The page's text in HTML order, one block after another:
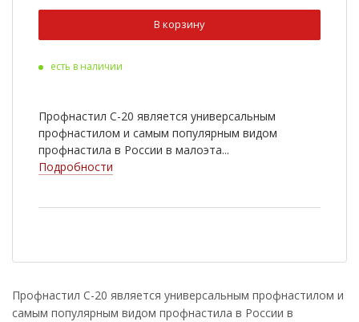
Ral 3009 Ral 5005
Ral 9003 Ral 6020
Ral 8022
Ral 5002 Ral 5021
Ral 6002
Ral 9006 Golden Dub
В корзину
есть в наличии
Профнастил С-20 является универсальным
профнастилом и самым популярным видом
профнастила в России в малоэта...
Подробности
Профнастил С-20 является универсальным профнастилом и
самым популярным видом профнастила в России в